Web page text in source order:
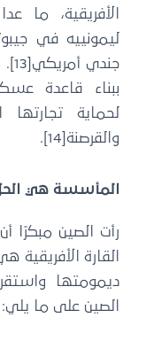
ببناء قاعدة
لحماية تجارتها
والقرصنة[14].
المأسسة هي
رأت الصين مبكرًا
القارة
ديمومتها
الصين على ما يلي: